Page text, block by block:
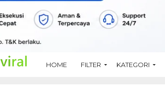
HOME FILTER KATEGORI